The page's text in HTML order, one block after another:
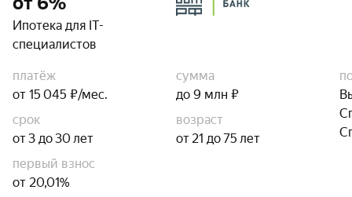
Ипотека для IT-
специалистов
платёж
от 15 045 ₽/мес.
сумма
до 9 млн ₽
срок
от 3 до 30 лет
возраст
от 21 до 75 лет
первый взнос
от 20,01%